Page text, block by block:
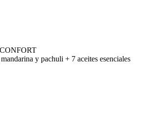
y pachuli + 7 aceites esenciales